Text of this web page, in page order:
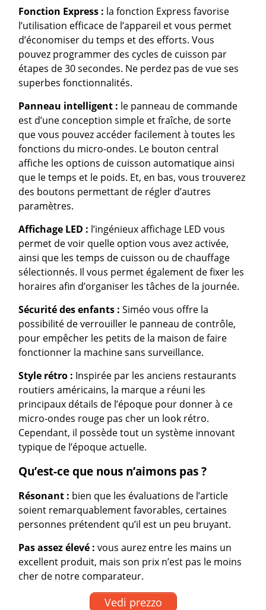
Fonction Express : la fonction Express favorise
l’utilisation efficace de l’appareil et vous permet
d’économiser du temps et des efforts. Vous
pouvez programmer des cycles de cuisson par
étapes de 30 secondes. Ne perdez pas de vue ses
superbes fonctionnalités.
Panneau intelligent : le panneau de commande
est d’une conception simple et fraîche, de sorte
que vous pouvez accéder facilement à toutes les
fonctions du micro-ondes. Le bouton central
affiche les options de cuisson automatique ainsi
que le temps et le poids. Et, en bas, vous trouverez
des boutons permettant de régler d’autres
paramètres.
Affichage LED : l’ingénieux affichage LED vous
permet de voir quelle option vous avez activée,
ainsi que les temps de cuisson ou de chauffage
sélectionnés. Il vous permet également de fixer les
horaires afin d’organiser les tâches de la journée.
Sécurité des enfants : Siméo vous offre la
possibilité de verrouiller le panneau de contrôle,
pour empêcher les petits de la maison de faire
fonctionner la machine sans surveillance.
Style rétro : Inspirée par les anciens restaurants
routiers américains, la marque a réuni les
principaux détails de l’époque pour donner à ce
micro-ondes rouge pas cher un look rétro.
Cependant, il possède tout un système innovant
typique de l’époque actuelle.
Qu’est-ce que nous n’aimons pas ?
Résonant : bien que les évaluations de l’article
soient remarquablement favorables, certaines
personnes prétendent qu’il est un peu bruyant.
Pas assez élevé :vous aurez entre les mains un
excellent produit, mais son prix n’est pas le moins
cher de notre comparateur.
Vedi prezzo